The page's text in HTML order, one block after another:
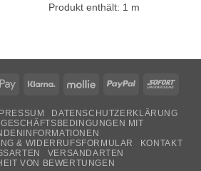
Produkt enthält: 1 m
Google
Klarna Mollie PayPal Sofort
DATENSCHUTZERKLÄRUNG
MIT
& WIDERRUFSFORMULAR
KONTAKT
VERSANDARTEN
VON BEWERTUNGEN